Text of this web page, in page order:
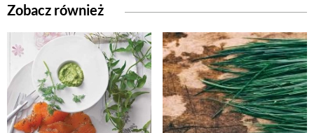
Zobacz również